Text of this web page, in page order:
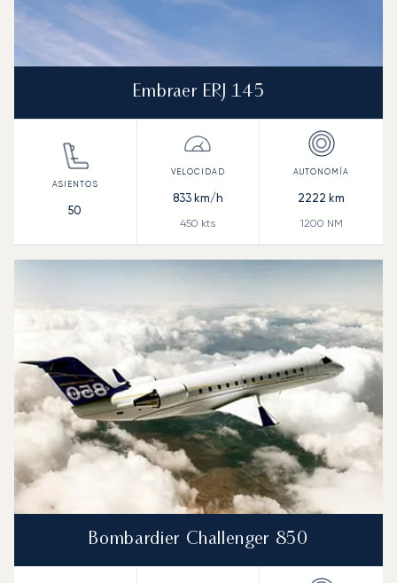
Embraer ERJ 145
50
833km/h
450 kts
2222 km
1200 NM
Bombardier Challenger 850